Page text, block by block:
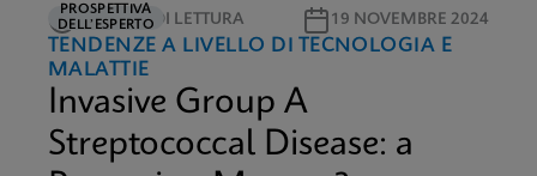
PROSPETTIVA
DELL’ESPERTO
3 MINUTI DI LETTURA 19 NOVEMBRE 2024
TENDENZE A LIVELLO DI TECNOLOGIA E
MALATTIE
Invasive Group A
Streptococcal Disease: a